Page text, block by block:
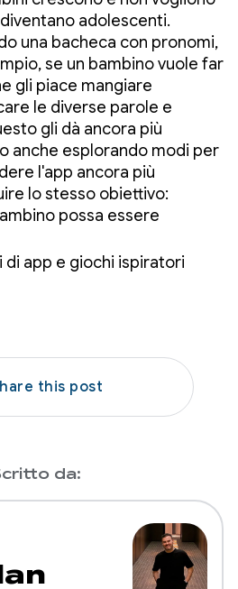
adolescenti.
una bacheca con pronomi,
se un bambino vuole far
gli piace mangiare
le diverse parole e
gli dà ancora più
anche esplorando modi per
l'app ancora più
lo stesso obiettivo:
possa essere
app e giochi ispiratori
this post
da: